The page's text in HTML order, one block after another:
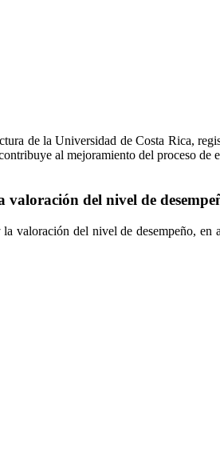
de la Universidad de Costa Rica,
al mejoramiento del proceso de
del nivel de
valoración del nivel de desempeño,